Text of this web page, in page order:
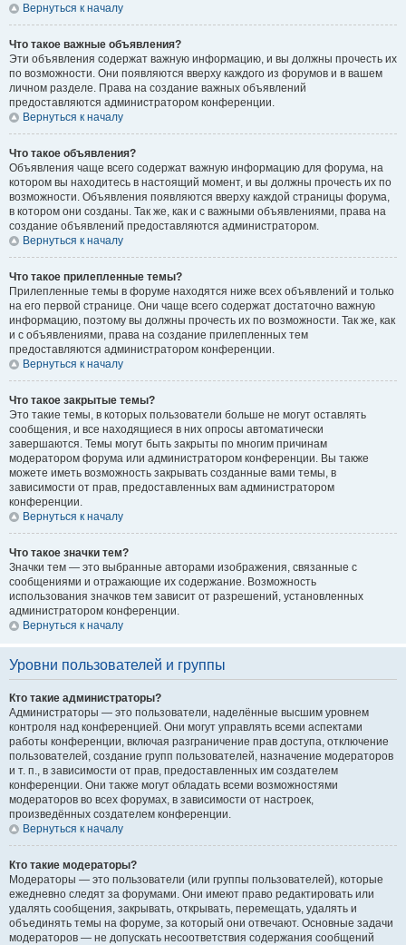
Вернуться к началу
Что такое важные объявления?
Эти объявления содержат важную информацию, и вы должны прочесть их
по возможности. Они появляются вверху каждого из форумов и в вашем
личном разделе. Права на создание важных объявлений
предоставляются администратором конференции.
Вернуться к началу
Что такое объявления?
Объявления чаще всего содержат важную информацию для форума, на
котором вы находитесь в настоящий момент, и вы должны прочесть их по
возможности. Объявления появляются вверху каждой страницы форума,
в котором они созданы. Так же, как и с важными объявлениями, права на
создание объявлений предоставляются администратором.
Вернуться к началу
Что такое прилепленные темы?
Прилепленные темы в форуме находятся ниже всех объявлений и только
на его первой странице. Они чаще всего содержат достаточно важную
информацию, поэтому вы должны прочесть их по возможности. Так же, как
и с объявлениями, права на создание прилепленных тем
предоставляются администратором конференции.
Вернуться к началу
Что такое закрытые темы?
Это такие темы, в которых пользователи больше не могут оставлять
сообщения, и все находящиеся в них опросы автоматически
завершаются. Темы могут быть закрыты по многим причинам
модератором форума или администратором конференции. Вы также
можете иметь возможность закрывать созданные вами темы, в
зависимости от прав, предоставленных вам администратором
конференции.
Вернуться к началу
Что такое значки тем?
Значки тем — это выбранные авторами изображения, связанные с
сообщениями и отражающие их содержание. Возможность
использования значков тем зависит от разрешений, установленных
администратором конференции.
Вернуться к началу
Уровни пользователей и группы
Кто такие администраторы?
Администраторы — это пользователи, наделённые высшим уровнем
контроля над конференцией. Они могут управлять всеми аспектами
работы конференции, включая разграничение прав доступа, отключение
пользователей, создание групп пользователей, назначение модераторов
и т. п., в зависимости от прав, предоставленных им создателем
конференции. Они также могут обладать всеми возможностями
модераторов во всех форумах, в зависимости от настроек,
произведённых создателем конференции.
Вернуться к началу
Кто такие модераторы?
Модераторы — это пользователи (или группы пользователей), которые
ежедневно следят за форумами. Они имеют право редактировать или
удалять сообщения, закрывать, открывать, перемещать, удалять и
объединять темы на форуме, за который они отвечают. Основные задачи
модераторов — не допускать несоответствия содержания сообщений